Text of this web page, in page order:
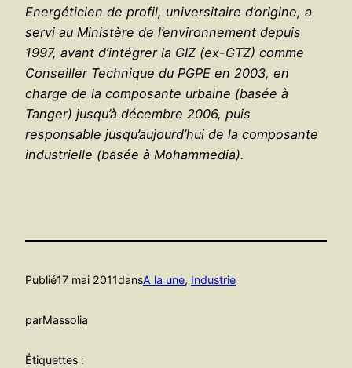
Energéticien de profil, universitaire d’origine, a
servi au Ministère de l’environnement depuis
1997, avant d’intégrer la GIZ (ex-GTZ) comme
Conseiller Technique du PGPE en 2003, en
charge de la composante urbaine (basée à
Tanger) jusqu’à décembre 2006, puis
responsable jusqu’aujourd’hui de la composante
industrielle (basée à Mohammedia).
Publié17 mai 2011dansA la une, Industrie
parMassolia
Étiquettes :